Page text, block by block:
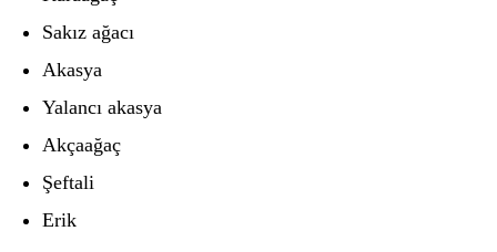
Sakız ağacı
Akasya
Yalancı akasya
Akçaağaç
Şeftali
Erik